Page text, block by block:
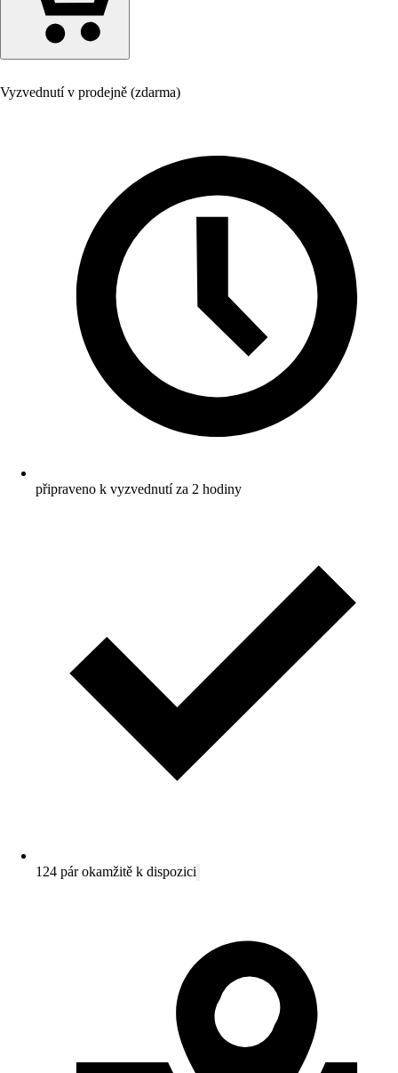
Vyzvednutí v prodejně (zdarma)
připraveno k vyzvednutí za 2 hodiny
124 pár okamžitě k dispozici